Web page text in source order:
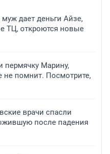
дает деньги Айзе,
ТЦ, откроются новые
пермячку Марину,
не помнит. Посмотрите,
врачи спасли
после падения